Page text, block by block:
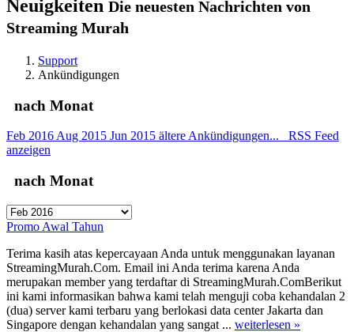
Neuigkeiten Die neuesten Nachrichten von
Streaming Murah
Support
Ankündigungen
nach Monat
Feb 2016 Aug 2015 Jun 2015 ältere Ankündigungen...
RSS Feed
anzeigen
nach Monat
Promo Awal Tahun
Terima kasih atas kepercayaan Anda untuk menggunakan layanan
StreamingMurah.Com. Email ini Anda terima karena Anda
merupakan member yang terdaftar di StreamingMurah.ComBerikut
ini kami informasikan bahwa kami telah menguji coba kehandalan 2
(dua) server kami terbaru yang berlokasi data center Jakarta dan
Singapore dengan kehandalan yang sangat ... weiterlesen »